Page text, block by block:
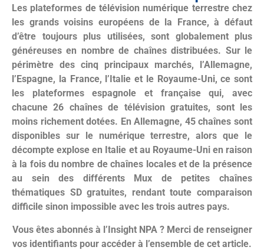
Les plateformes de télévision numérique terrestre chez
les grands voisins européens de la France, à défaut
d’être toujours plus utilisées, sont globalement plus
généreuses en nombre de chaînes distribuées. Sur le
périmètre des cinq principaux marchés, l’Allemagne,
l’Espagne, la France, l’Italie et le Royaume-Uni, ce sont
les plateformes espagnole et française qui, avec
chacune 26 chaînes de télévision gratuites, sont les
moins richement dotées. En Allemagne, 45 chaînes sont
disponibles sur le numérique terrestre, alors que le
décompte explose en Italie et au Royaume-Uni en raison
à la fois du nombre de chaînes locales et de la présence
au sein des différents Mux de petites chaînes
thématiques SD gratuites, rendant toute comparaison
difficile sinon impossible avec les trois autres pays.
Vous êtes abonnés à l’Insight NPA ? Merci de renseigner
vos identifiants pour accéder à l’ensemble de cet article.